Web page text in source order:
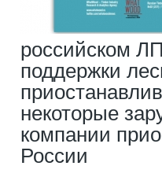
российском
поддержки
некоторые
компании
России